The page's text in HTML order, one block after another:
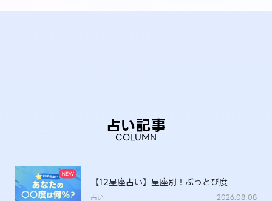
占い記事
COLUMN
【12星座占い】星座別！ぶっとび度
占い 2026.08.08